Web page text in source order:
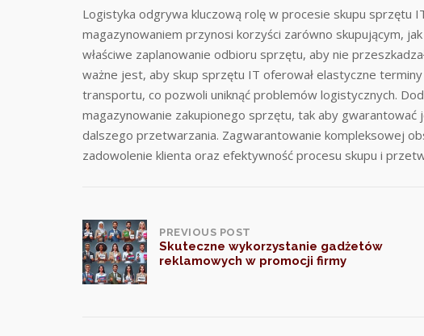
Logistyka odgrywa kluczową rolę w procesie skupu sprzętu
magazynowaniem przynosi korzyści zarówno skupującym,
właściwe zaplanowanie odbioru sprzętu, aby nie
ważne jest, aby skup sprzętu IT oferował elastyczne
transportu, co pozwoli uniknąć problemów logistycznych.
magazynowanie zakupionego sprzętu, tak aby
dalszego przetwarzania. Zagwarantowanie kompleksowej
zadowolenie klienta oraz efektywność procesu skupu i
Post
navigation
PREVIOUS POST
Skuteczne wykorzystanie gadżetów
reklamowych w promocji firmy